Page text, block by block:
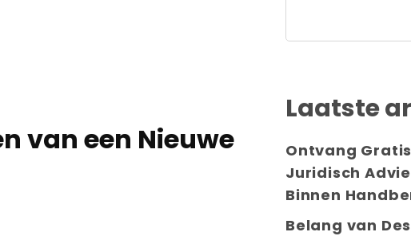
van een Nieuwe
Laatste
Ontvang
Juridisch
Binnen
Belang van